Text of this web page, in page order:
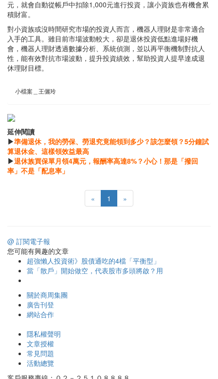
元，就會自動從帳戶中扣除1,000元進行投資，讓小資族也有機會累
積財富。
對小資族或沒時間研究市場的投資人而言，機器人理財是非常適合
入手的工具。雖目前市場波動較大，卻是退休投資低點進場好機
會，機器人理財透過數據分析、系統偵測，並以再平衡機制對抗人
性，能有效對抗市場波動，提升投資績效，幫助投資人提早達成退
休理財目標。
小檔案＿王儷玲
延伸閱讀
▶準備退休，我的勞保、勞退究竟能領到多少？該怎麼領？5分鐘試
算退休金、這樣領效益最高
▶退休族買保單月領4萬元，報酬率高達8%？小心！那是「撥回
率」不是「配息率」
« 1 »
@ 訂閱電子報
您可能有興趣的文章
超強懶人投資術》股債通吃的4檔「平衡型」
當「散戶」開始做空，代表股市多頭將啟？用
關於商周集團
廣告刊登
網站合作
隱私權聲明
文章授權
常見問題
活動總覽